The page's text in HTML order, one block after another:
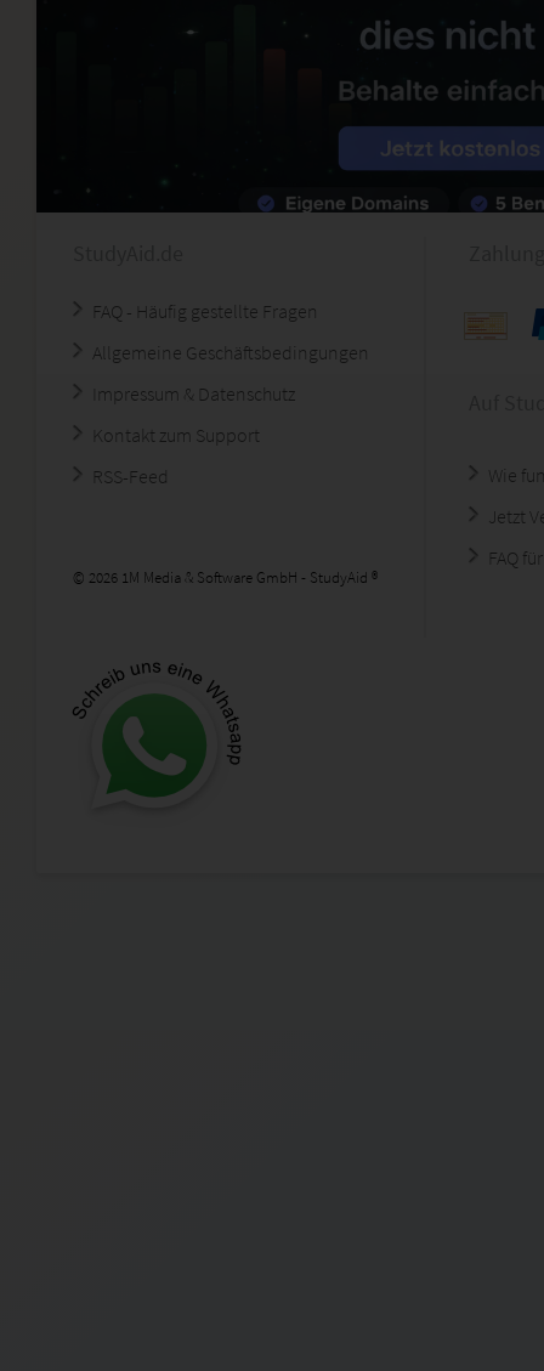
FAQ - Häufig gestellte Fragen
Allgemeine Geschäftsbedingungen
Impressum & Datenschutz
Kontakt zum Support
RSS-Feed
© 2026 1M Media & Software GmbH - StudyAid ®
Wie
Jetzt
FAQ